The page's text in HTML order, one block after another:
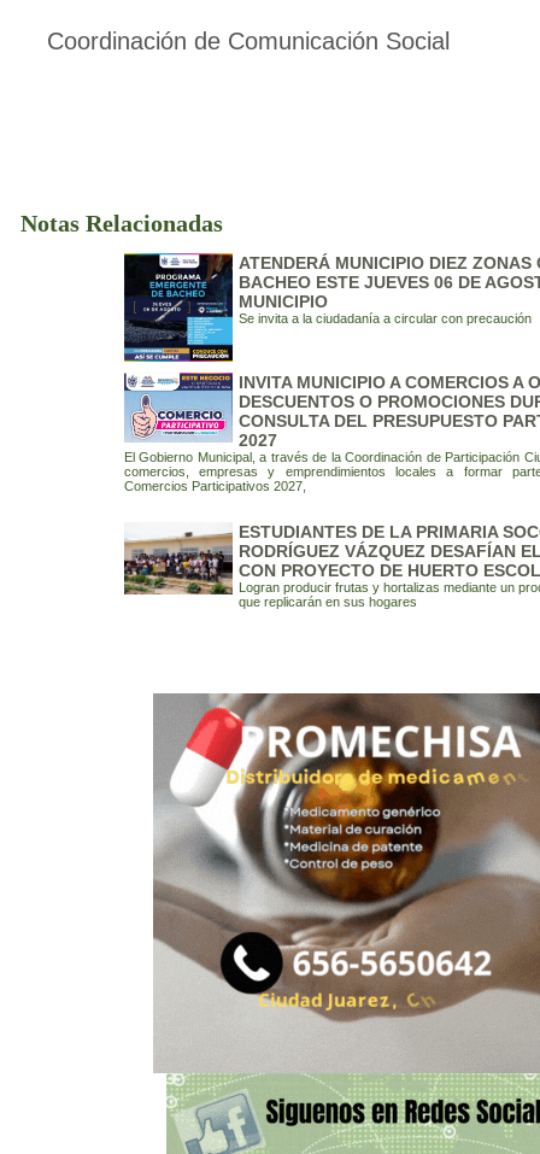
Coordinación de Comunicación Social
Notas Relacionadas
ATENDERÁ MUNICIPIO DIEZ ZONAS
BACHEO ESTE JUEVES 06 DE
MUNICIPIO
Se invita a la ciudadanía a circular con precaución
INVITA MUNICIPIO A COMERCIOS A
DESCUENTOS O PROMOCIONES
CONSULTA DEL PRESUPUESTO
2027
El Gobierno Municipal, a través de la Coordinación de Participación
comercios, empresas y emprendimientos locales a formar
Comercios Participativos 2027,
ESTUDIANTES DE LA PRIMARIA
RODRÍGUEZ VÁZQUEZ DESAFÍAN
CON PROYECTO DE HUERTO
Logran producir frutas y hortalizas mediante un
que replicarán en sus hogares